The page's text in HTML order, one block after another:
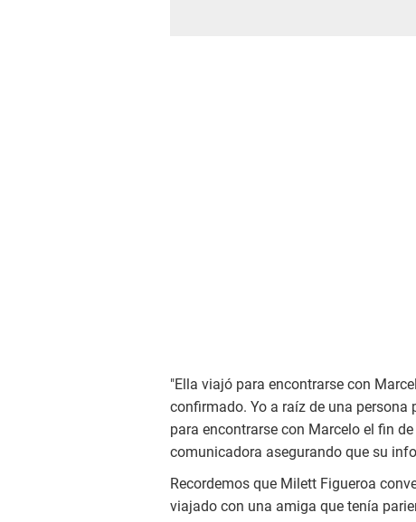
"Ella viajó para encontrarse con
confirmado. Yo a raíz de una
para encontrarse con Marcelo el fin
comunicadora asegurando que su
Recordemos que Milett Figueroa
viajado con una amiga que tenía